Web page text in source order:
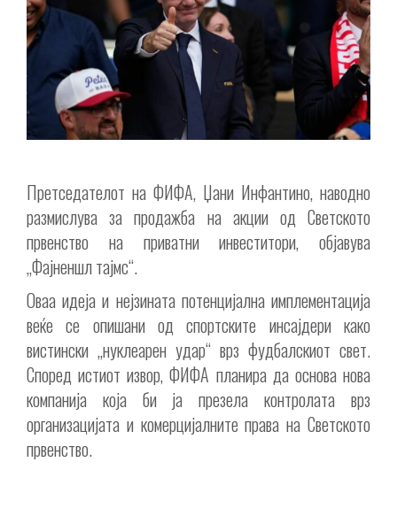
Претседателот на ФИФА, Џани Инфантино, наводно
размислува за продажба на акции од Светското
првенство на приватни инвеститори, објавува
„Фајненшл тајмс“.
Оваа идеја и нејзината потенцијална имплементација
веќе се опишани од спортските инсајдери како
вистински „нуклеарен удар“ врз фудбалскиот свет.
Според истиот извор, ФИФА планира да основа нова
компанија која би ја презела контролата врз
организацијата и комерцијалните права на Светското
првенство.